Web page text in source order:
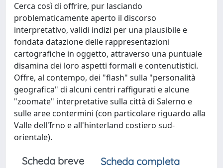
Cerca così di offrire, pur lasciando
problematicamente aperto il discorso
interpretativo, validi indizi per una plausibile e
fondata datazione delle rappresentazioni
cartografiche in oggetto, attraverso una puntuale
disamina dei loro aspetti formali e contenutistici.
Offre, al contempo, dei "flash" sulla "personalità
geografica" di alcuni centri raffigurati e alcune
"zoomate" interpretative sulla città di Salerno e
sulle aree contermini (con particolare riguardo alla
Valle dell'Irno e all'hinterland costiero sud-
orientale).
Scheda breve
Scheda completa